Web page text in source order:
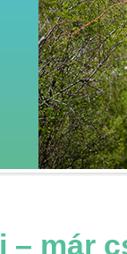
– már